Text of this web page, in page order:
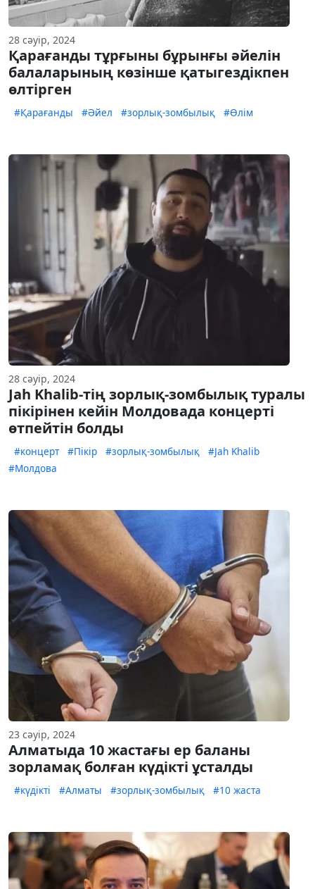
28 сәуір, 2024
Қарағанды тұрғыны бұрынғы әйелін
балаларының көзінше қатыгездікпен
өлтірген
#Қарағанды #Әйел #зорлық-зомбылық #Өлім
28 сәуір, 2024
Jah Khalib-тің зорлық-зомбылық туралы
пікірінен кейін Молдовада концерті
өтпейтін болды
#концерт #Пікір #зорлық-зомбылық
#Jah Khalib
#Молдова
23 сәуір, 2024
Алматыда 10 жастағы ер баланы
зорламақ болған күдікті ұсталды
#күдікті #Алматы #зорлық-зомбылық #10 жаста